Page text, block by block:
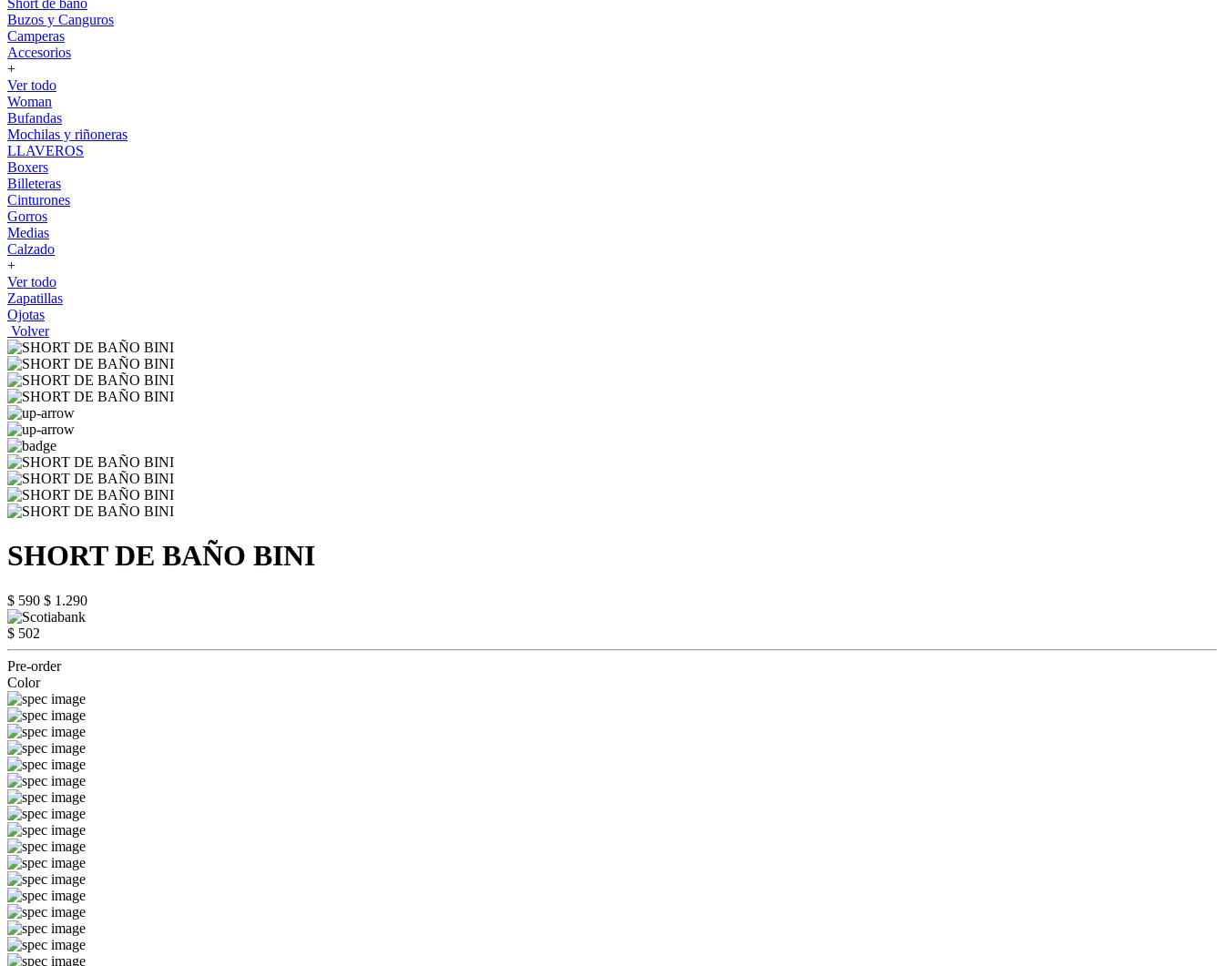
Short de baño
Buzos y Canguros
Camperas
Accesorios
+
Ver todo
Woman
Bufandas
Mochilas y riñoneras
LLAVEROS
Boxers
Billeteras
Cinturones
Gorros
Medias
Calzado
+
Ver todo
Zapatillas
Ojotas
Volver
SHORT DE BAÑO BINI
$ 590 $ 1.290
$ 502
Pre-order
Color